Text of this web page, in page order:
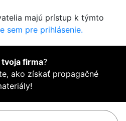
majú prístup k týmto
sem pre prihlásenie.
tvoja firma?
ako získať propagačné